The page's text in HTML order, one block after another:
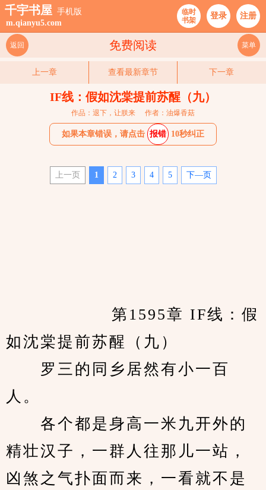
千宇书屋 手机版
m.qianyu5.com
临时
书架
登录 注册
免费阅读
返回 菜单
上一章 查看最新章节 下一章
IF线：假如沈棠提前苏醒（九）
作品：退下，让朕来 作者：油爆香菇
如果本章错误，请点击 报错 10秒纠正
上一页 1 2 3 4 5 下—页
如沈棠提前苏醒（九）
罗三的同乡居然有小一百
人。
各个都是身高一米九开外的
精壮汉子，一群人往那儿一站，
凶煞之气扑面而来，一看就不是